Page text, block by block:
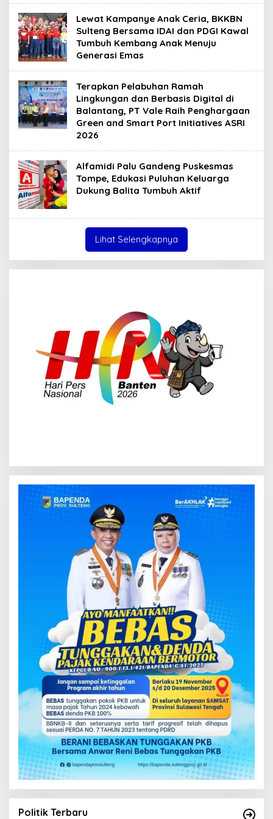
Lewat Kampanye Anak Ceria, BKKBN
Sulteng Bersama IDAI dan PDGI Kawal
Tumbuh Kembang Anak Menuju
Generasi Emas
Terapkan Pelabuhan Ramah
Lingkungan dan Berbasis Digital di
Balantang, PT Vale Raih Penghargaan
Green and Smart Port Initiatives ASRI
2026
Alfamidi Palu Gandeng Puskesmas
Tompe, Edukasi Puluhan Keluarga
Dukung Balita Tumbuh Aktif
Lihat Selengkapnya
Politik Terbaru